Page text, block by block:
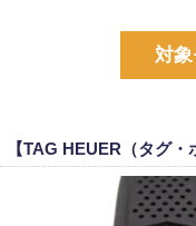
対
【TAG HEUER（タグ